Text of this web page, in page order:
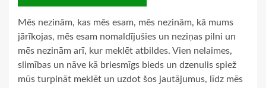
Mēs nezinām, kas mēs esam, mēs nezinām, kā mums
jārīkojas, mēs esam nomaldījušies un neziņas pilni un
mēs nezinām arī, kur meklēt atbildes. Vien nelaimes,
slimības un nāve kā briesmīgs bieds un dzenulis spiež
mūs turpināt meklēt un uzdot šos jautājumus, līdz mēs